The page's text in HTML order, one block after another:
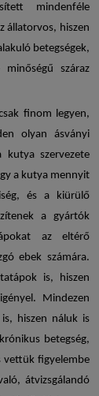
mindenféle
állatorvos, hiszen
betegségek,
száraz
finom legyen,
olyan ásványi
kutya szervezete
a kutya mennyit
és a kiürülő
a gyártók
az eltérő
ebek számára.
is, hiszen
Mindezen
hiszen náluk is
betegség,
vettük figyelembe
átvizsgálandó